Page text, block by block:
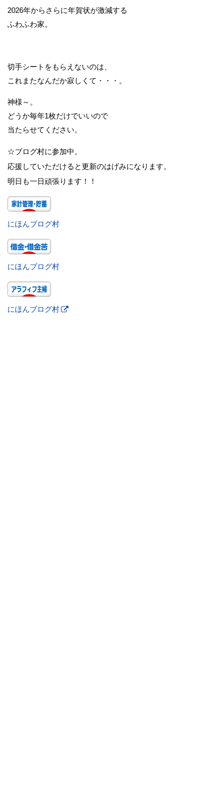
2026年からさらに年賀状が激減する
ふわふわ家。
切手シートをもらえないのは、
これまたなんだか寂しくて・・・。
神様～。
どうか毎年1枚だけでいいので
当たらせてください。
☆ブログ村に参加中。
応援していただけると更新のはげみになります。
明日も一日頑張ります！！
にほんブログ村
にほんブログ村
にほんブログ村